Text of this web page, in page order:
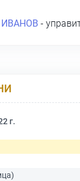
-
г.